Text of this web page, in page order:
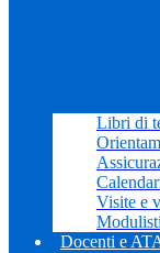
Libri di
Visite e
Docenti e